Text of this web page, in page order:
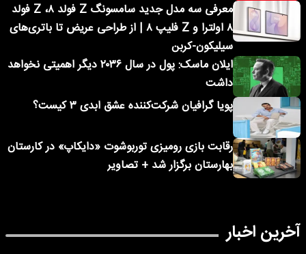
معرفی سه مدل جدید سامسونگ Z فولد ۸، Z فولد
۸ اولترا و Z فلیپ ۸ | از طراحی عریض تا باتری‌های
سیلیکون-کربن
ایلان ماسک: پول در سال ۲۰۳۶ دیگر اهمیتی نخواهد
داشت
پویا گرافیان شرکت‌کننده عشق ابدی ۳ کیست؟
رقابت بازی رومیزی توربوشوت «دایکاپ» در کارستان
بهارستان برگزار شد + تصاویر
آخرین اخبار